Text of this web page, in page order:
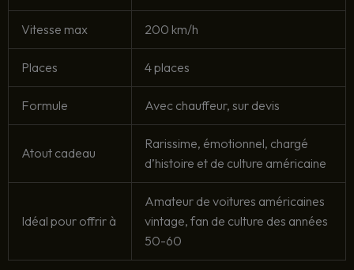
Vitesse max 200 km/h
Places 4 places
Formule Avec chauffeur, sur devis
Atout cadeau
Rarissime, émotionnel, chargé
d’histoire et de culture américaine
Idéal pour offrir à
Amateur de voitures américaines
vintage, fan de culture des années
50-60